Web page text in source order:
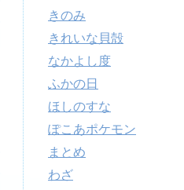
きのみ
きれいな貝殻
なかよし度
ふかの日
ほしのすな
ぽこあポケモン
まとめ
わざ